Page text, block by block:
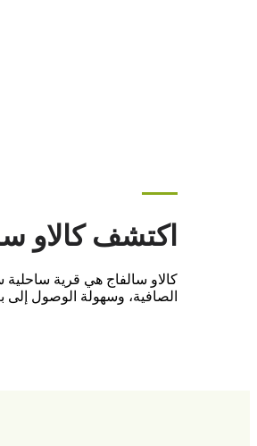
اكتشف كالاو
كالاو سالفاج هي قرية ساحلية
الصافية، وسهولة الوصول إلى